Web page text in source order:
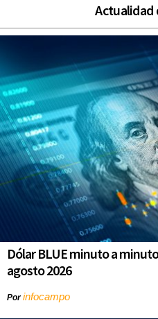
Actualidad
Dólar BLUE minuto a
agosto 2026
Porinfocampo